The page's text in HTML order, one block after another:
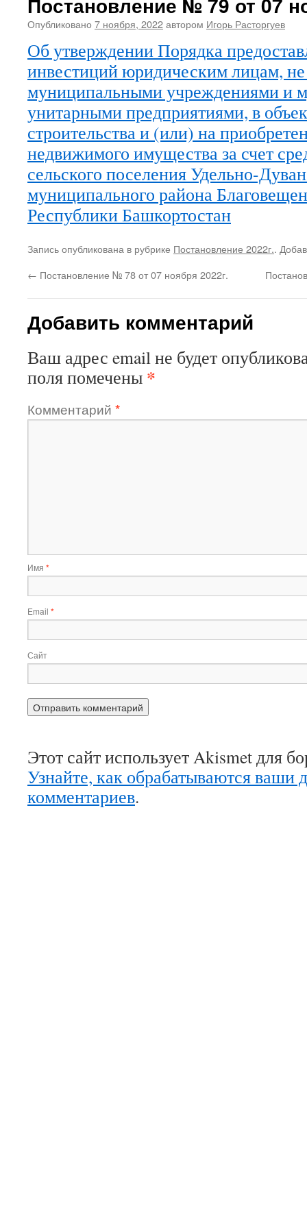
Опубликовано 7 ноября, 2022автором Игорь Расторгуев
Об утверждении Порядка
инвестиций юридическим лицам,
муниципальными учреждениями и
унитарными предприятиями, в
строительства и (или) на
недвижимого имущества за счет
сельского поселения Удельно-
муниципального района
Республики Башкортостан
Запись опубликована в рубрике Постановление 2022г..
← Постановление № 78 от 07 ноября 2022г.
Добавить комментарий
Ваш адрес email не будет
поля помечены *
Комментарий *
Имя *
Email *
Сайт
Этот сайт использует Akismet для
Узнайте, как обрабатываются ваши
комментариев.